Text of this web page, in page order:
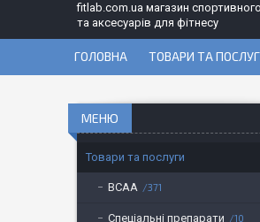
fitlab.com.ua магазин
та аксесуарів для фітнесу
ГОЛОВНА ТОВАРИ ТА
Товари та послуги
BCAA 371
Спеціальні препарати 10